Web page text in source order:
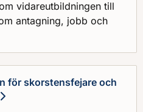
vidareutbildningen till
antagning, jobb och
för skorstensfejare och